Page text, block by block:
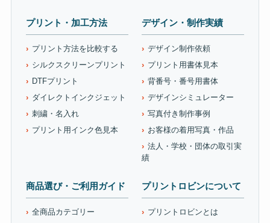
プリント・加工方法
プリント方法を比較する
シルクスクリーンプリント
DTFプリント
ダイレクトインクジェット
刺繍・名入れ
プリント用インク色見本
デザイン・制作実績
デザイン制作依頼
プリント用書体見本
背番号・番号用書体
デザインシミュレーター
写真付き制作事例
お客様の着用写真・作品
法人・学校・団体の取引実
績
商品選び・ご利用ガイド
全商品カテゴリー
プリントロビンについて
プリントロビンとは